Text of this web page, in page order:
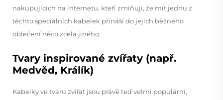
nakupujících na internetu, kteří zmiňují, že mít jednu z
těchto speciálních kabelek přináší do jejich běžného
oblečení něco zcela jiného.
Tvary inspirované zvířaty (např.
Medvěd, Králík)
Kabelky ve tvaru zvířat jsou právě teď velmi populární,